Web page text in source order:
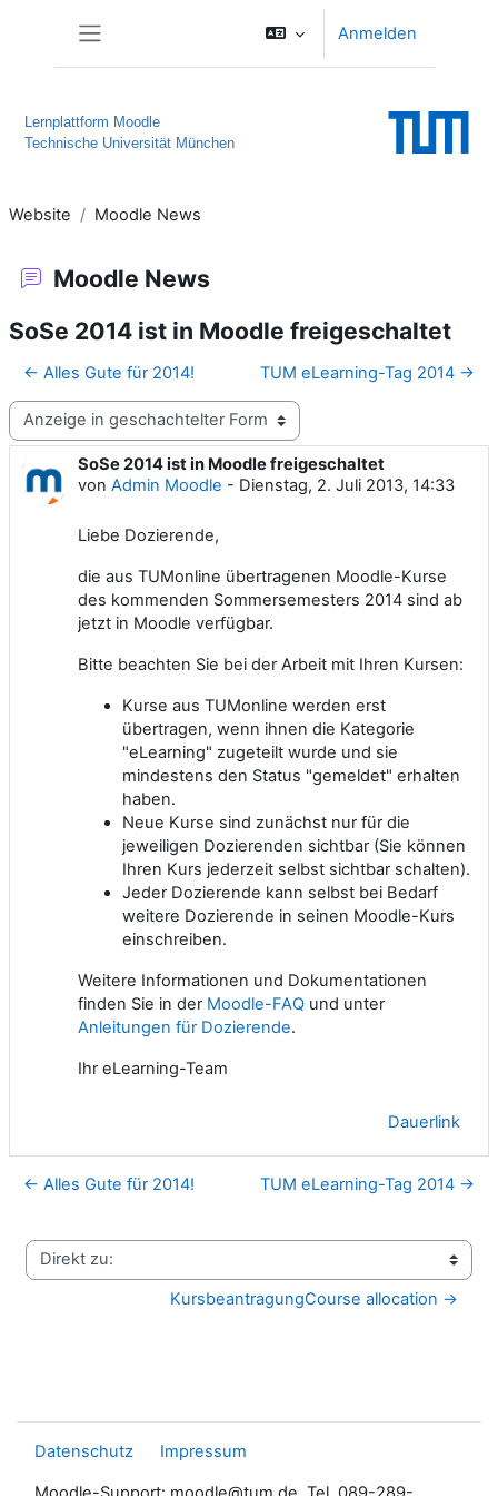
Anmelden
Lernplattform Moodle
Technische Universität München
Website Moodle News
Moodle News
SoSe 2014 ist in Moodle freigeschaltet
← Alles Gute für 2014!
TUM eLearning-Tag 2014 →
Anzeigemodus
SoSe 2014 ist in Moodle freigeschaltet
von Admin Moodle - Dienstag, 2. Juli 2013, 14:33
Anzahl Antworten: 0
Liebe Dozierende,
die aus TUMonline übertragenen Moodle-Kurse
des kommenden Sommersemesters 2014 sind ab
jetzt in Moodle verfügbar.
Bitte beachten Sie bei der Arbeit mit Ihren Kursen:
Kurse aus TUMonline werden erst
übertragen, wenn ihnen die Kategorie
"eLearning" zugeteilt wurde und sie
mindestens den Status "gemeldet" erhalten
haben.
Neue Kurse sind zunächst nur für die
jeweiligen Dozierenden sichtbar (Sie können
Ihren Kurs jederzeit selbst sichtbar schalten).
Jeder Dozierende kann selbst bei Bedarf
weitere Dozierende in seinen Moodle-Kurs
einschreiben.
Weitere Informationen und Dokumentationen
finden Sie in der Moodle-FAQ und unter
Anleitungen für Dozierende.
Ihr eLearning-Team
Dauerlink
← Alles Gute für 2014! TUM eLearning-Tag 2014 →
Direkt zu:
KursbeantragungCourse allocation →
Datenschutz Impressum